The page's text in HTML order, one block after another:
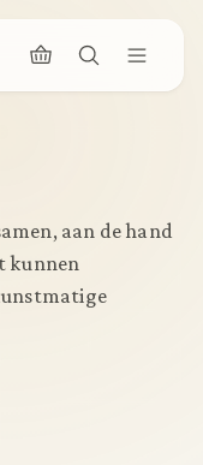
aan de hand
kunnen